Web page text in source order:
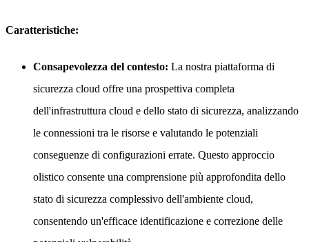
Caratteristiche:
Consapevolezza del contesto: La nostra piattaforma di
sicurezza cloud offre una prospettiva completa
dell'infrastruttura cloud e dello stato di sicurezza, analizzando
le connessioni tra le risorse e valutando le potenziali
conseguenze di configurazioni errate. Questo approccio
olistico consente una comprensione più approfondita dello
stato di sicurezza complessivo dell'ambiente cloud,
consentendo un'efficace identificazione e correzione delle